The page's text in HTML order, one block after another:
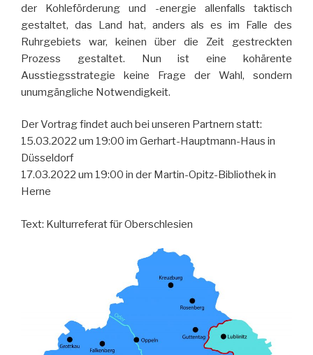
der Kohleförderung und -energie allenfalls taktisch
gestaltet, das Land hat, anders als es im Falle des
Ruhrgebiets war, keinen über die Zeit gestreckten
Prozess gestaltet. Nun ist eine kohärente
Ausstiegsstrategie keine Frage der Wahl, sondern
unumgängliche Notwendigkeit.
Der Vortrag findet auch bei unseren Partnern statt:
15.03.2022 um 19:00 im Gerhart-Hauptmann-Haus in
Düsseldorf
17.03.2022 um 19:00 in der Martin-Opitz-Bibliothek in
Herne
Text: Kulturreferat für Oberschlesien